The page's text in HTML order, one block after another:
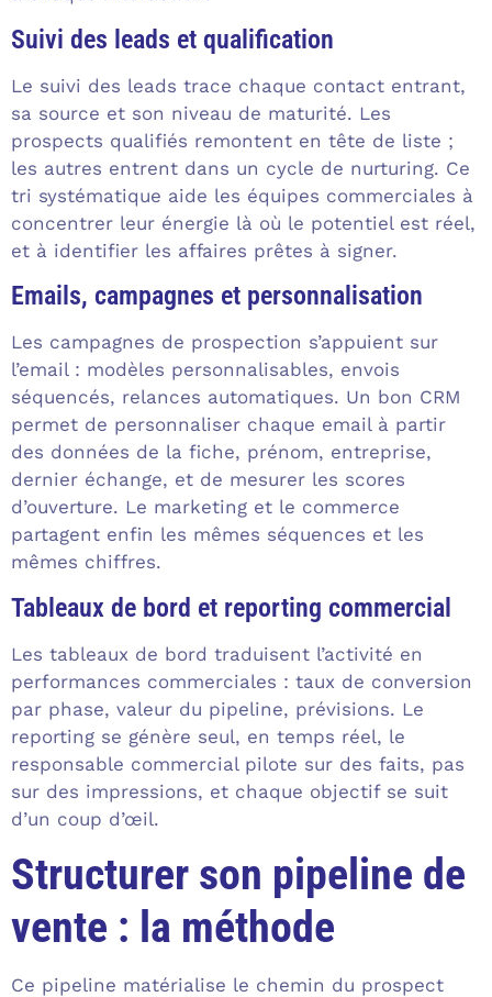
Suivi des leads et qualification
Le suivi des leads trace chaque contact entrant,
sa source et son niveau de maturité. Les
prospects qualifiés remontent en tête de liste ;
les autres entrent dans un cycle de nurturing. Ce
tri systématique aide les équipes commerciales à
concentrer leur énergie là où le potentiel est réel,
et à identifier les affaires prêtes à signer.
Emails, campagnes et personnalisation
Les campagnes de prospection s’appuient sur
l’email : modèles personnalisables, envois
séquencés, relances automatiques. Un bon CRM
permet de personnaliser chaque email à partir
des données de la fiche, prénom, entreprise,
dernier échange, et de mesurer les scores
d’ouverture. Le marketing et le commerce
partagent enfin les mêmes séquences et les
mêmes chiffres.
Tableaux de bord et reporting commercial
Les tableaux de bord traduisent l’activité en
performances commerciales : taux de conversion
par phase, valeur du pipeline, prévisions. Le
reporting se génère seul, en temps réel, le
responsable commercial pilote sur des faits, pas
sur des impressions, et chaque objectif se suit
d’un coup d’œil.
Structurer son pipeline de
vente : la méthode
Ce pipeline matérialise le chemin du prospect